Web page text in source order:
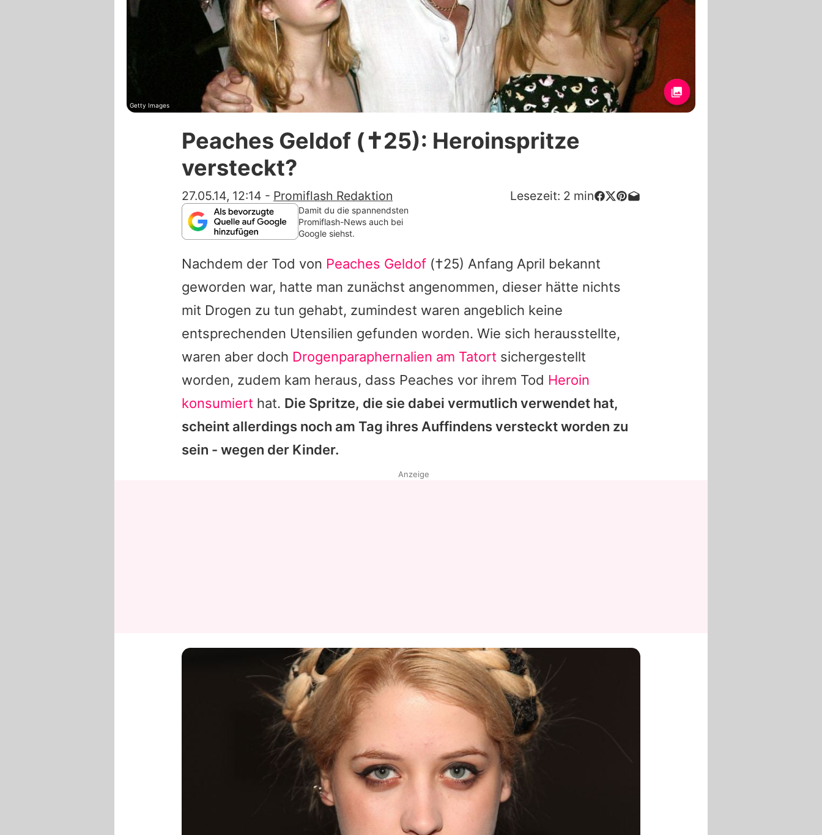
App runterladen
Redaktionelle Richtlinien
Datenschutzerklärung
Nutzungsbedingungen
Getty Images
Peaches Geldof (✝25): Heroinspritze
versteckt?
27.05.14, 12:14 - Promiflash Redaktion Lesezeit: 2 min
Damit du die spannendsten
Promiflash-News auch bei
Google siehst.
Nachdem der Tod von Peaches Geldof (†25) Anfang April bekannt
geworden war, hatte man zunächst angenommen, dieser hätte nichts
mit Drogen zu tun gehabt, zumindest waren angeblich keine
entsprechenden Utensilien gefunden worden. Wie sich herausstellte,
waren aber doch Drogenparaphernalien am Tatort sichergestellt
worden, zudem kam heraus, dass Peaches vor ihrem Tod Heroin
konsumiert hat. Die Spritze, die sie dabei vermutlich verwendet hat,
scheint allerdings noch am Tag ihres Auffindens versteckt worden zu
sein - wegen der Kinder.
Anzeige